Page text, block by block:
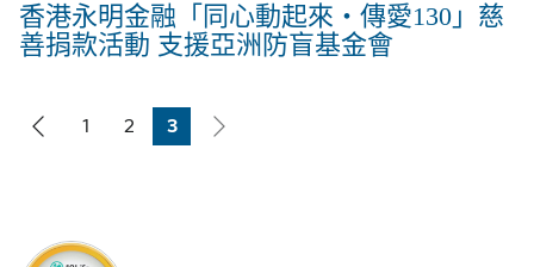
香港永明金融「同心動起來‧傳愛130」慈
善捐款活動 支援亞洲防盲基金會
Page
1
Page
2
Page
3